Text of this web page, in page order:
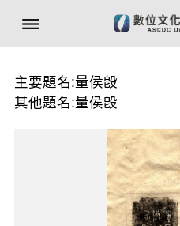
主要題名:量侯𣪘
其他題名:量侯𣪘